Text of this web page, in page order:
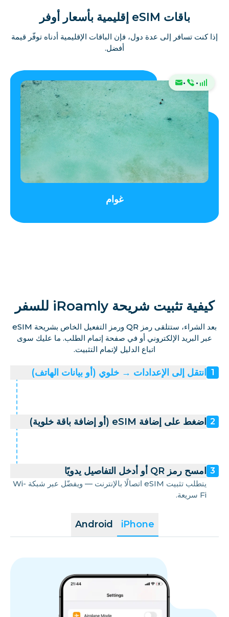
باقات eSIM إقليمية بأسعار أوفر
إذا كنت تسافر إلى عدة دول، فإن الباقات الإقليمية أدناه توفّر قيمة
أفضل.
·
·
غوام
كيفية تثبيت شريحة iRoamly للسفر
بعد الشراء، ستتلقى رمز QR ورمز التفعيل الخاص بشريحة eSIM
عبر البريد الإلكتروني أو في صفحة إتمام الطلب. ما عليك سوى
اتباع الدليل لإتمام التثبيت.
iPhone
Android
1 انتقل إلى الإعدادات → خلوي (أو بيانات الهاتف)
2 اضغط على إضافة eSIM (أو إضافة باقة خلوية)
3 امسح رمز QR أو أدخل التفاصيل يدويًا
يتطلب تثبيت eSIM اتصالًا بالإنترنت — ويفضّل عبر شبكة Wi-
Fi سريعة.